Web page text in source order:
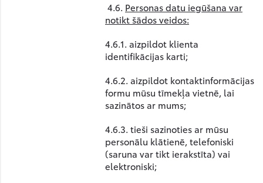
4.6. Personas datu iegūšana var
notikt šādos veidos:
4.6.1. aizpildot klienta
identifikācijas karti;
4.6.2. aizpildot kontaktinformācijas
formu mūsu tīmekļa vietnē, lai
sazinātos ar mums;
4.6.3. tieši sazinoties ar mūsu
personālu klātienē, telefoniski
(saruna var tikt ierakstīta) vai
elektroniski;